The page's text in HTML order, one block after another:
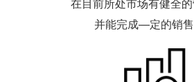
并能完成—定的销